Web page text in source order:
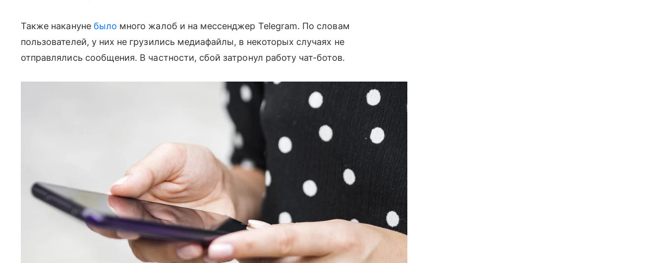
Также накануне было много жалоб и на мессенджер Telegram. По словам
пользователей, у них не грузились медиафайлы, в некоторых случаях не
отправлялись сообщения. В частности, сбой затронул работу чат-ботов.